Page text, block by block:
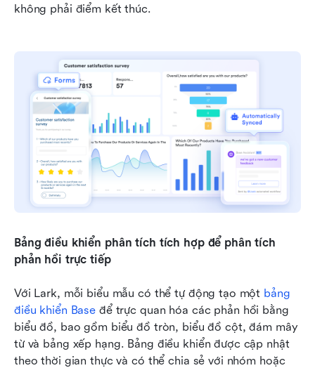
không phải điểm kết thúc.
Bảng điều khiển phân tích tích hợp để phân tích
phản hồi trực tiếp
Với Lark, mỗi biểu mẫu có thể tự động tạo một bảng
điều khiển Base để trực quan hóa các phản hồi bằng
biểu đồ, bao gồm biểu đồ tròn, biểu đồ cột, đám mây
từ và bảng xếp hạng. Bảng điều khiển được cập nhật
theo thời gian thực và có thể chia sẻ với nhóm hoặc